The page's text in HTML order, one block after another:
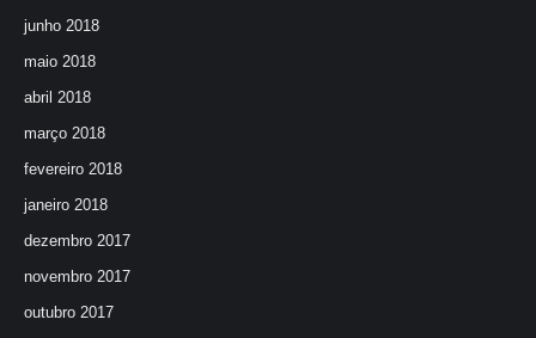
junho 2018
maio 2018
abril 2018
março 2018
fevereiro 2018
janeiro 2018
dezembro 2017
novembro 2017
outubro 2017